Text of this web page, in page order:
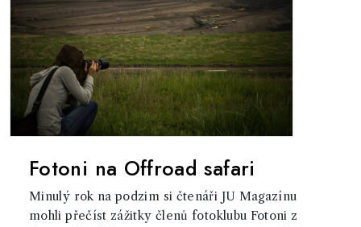
Fotoni na Offroad safari
Minulý rok na podzim si čtenáři JU Magazínu
mohli přečíst zážitky členů fotoklubu Fotoni z